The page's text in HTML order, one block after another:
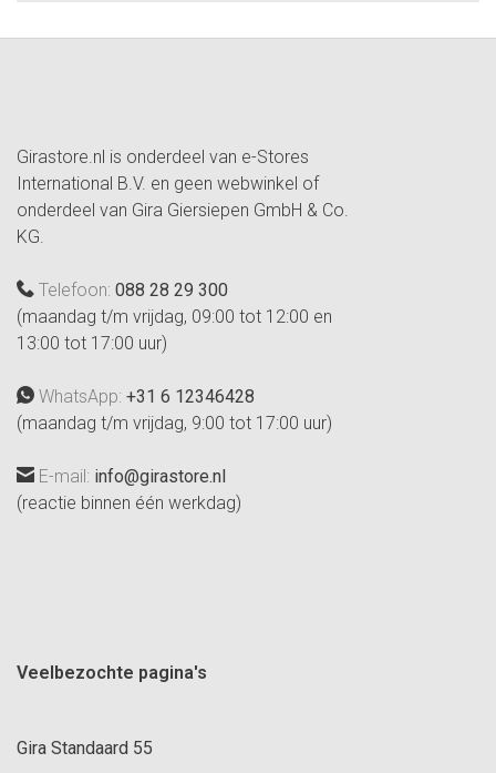
Girastore.nl is onderdeel van e-Stores
International B.V. en geen webwinkel of
onderdeel van Gira Giersiepen GmbH & Co.
KG.
Telefoon: 088 28 29 300
(maandag t/m vrijdag, 09:00 tot 12:00 en
13:00 tot 17:00 uur)
WhatsApp: +31 6 12346428
(maandag t/m vrijdag, 9:00 tot 17:00 uur)
E-mail: info@girastore.nl
(reactie binnen één werkdag)
Veelbezochte pagina's
Gira Standaard 55